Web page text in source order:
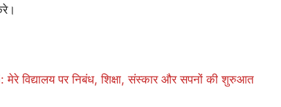
विद्यालय पर निबंध, शिक्षा, संस्कार और सपनों की शुरुआत